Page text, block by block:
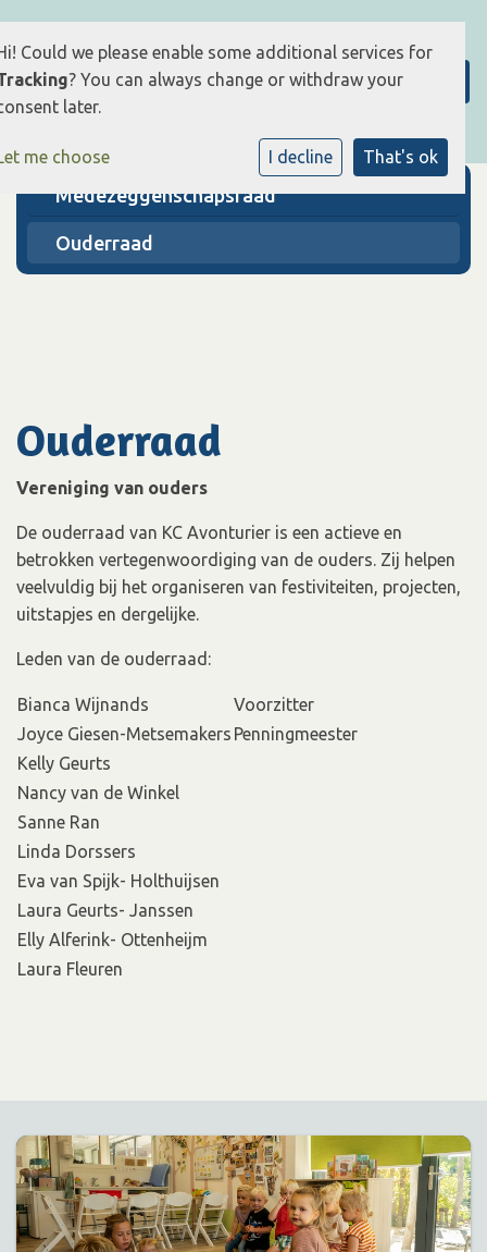
Medezeggenschapsraad
Ouderraad
Ouderraad
Vereniging van ouders
De ouderraad van KC Avonturier is een actieve en
betrokken vertegenwoordiging van de ouders. Zij helpen
veelvuldig bij het organiseren van festiviteiten, projecten,
uitstapjes en dergelijke.
Leden van de ouderraad:
Bianca Wijnands
Voorzitter
Joyce Giesen-Metsemakers Penningmeester
Kelly Geurts
Nancy van de Winkel
Sanne Ran
Linda Dorssers
Eva van Spijk- Holthuijsen
Laura Geurts- Janssen
Elly Alferink- Ottenheijm
Laura Fleuren
Could we please enable some additional services for
? You can always change or withdraw your
later.
me choose I decline That's ok